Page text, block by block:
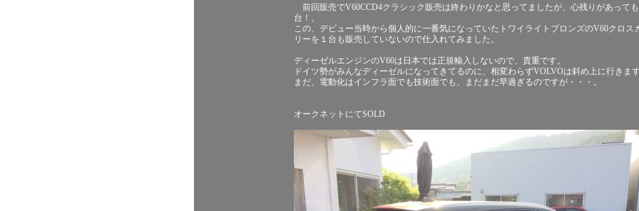
前回販売でV60CCD4クラシック販売は終わりかなと思ってましたが、心残りがあって
台！。
この、デビュー当時から個人的に一番気になっていたトワイライトブロンズのV60クロス
リーを１台も販売していないので仕入れてみました。
ディーゼルエンジンのV60は日本では正規輸入しないので、貴重です。
ドイツ勢がみんなディーゼルになってきてるのに、相変わらずVOLVOは斜め上に行きま
まだ、電動化はインフラ面でも技術面でも、まだまだ早過ぎるのですが・・・。
オークネットにてSOLD